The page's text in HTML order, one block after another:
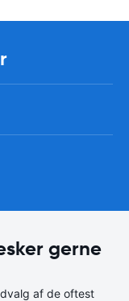
gerne
af de oftest